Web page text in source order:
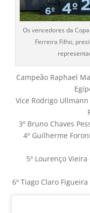
Os vencedores da
Ferreira Filho,
Campeão Raphael
Vice Rodrigo
3º Bruno Chaves
4º Guilherme
5º Lourenço Vieira
6º Tiago Claro